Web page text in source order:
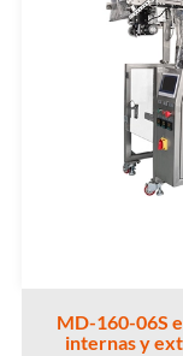
MD-160-06S
internas y